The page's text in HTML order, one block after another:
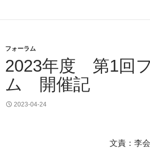
フォーラム
2023年度 第1回
ム 開催記
2023-04-24
文責：李